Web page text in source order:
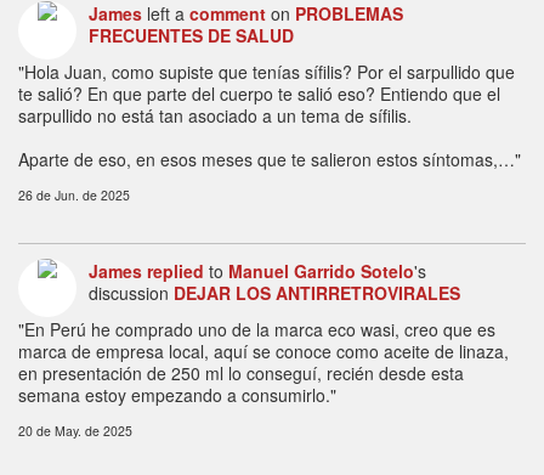
James left a comment on PROBLEMAS
FRECUENTES DE SALUD
"Hola Juan, como supiste que tenías sífilis? Por el sarpullido que
te salió? En que parte del cuerpo te salió eso? Entiendo que el
sarpullido no está tan asociado a un tema de sífilis.
Aparte de eso, en esos meses que te salieron estos síntomas,…"
26 de Jun. de 2025
James replied to Manuel Garrido Sotelo's
discussion DEJAR LOS ANTIRRETROVIRALES
"En Perú he comprado uno de la marca eco wasi, creo que es
marca de empresa local, aquí se conoce como aceite de linaza,
en presentación de 250 ml lo conseguí, recién desde esta
semana estoy empezando a consumirlo."
20 de May. de 2025